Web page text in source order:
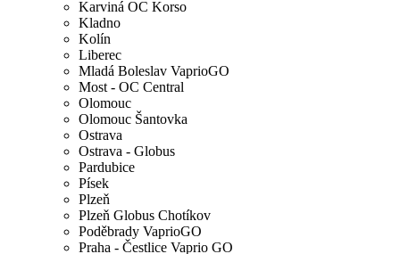
Karviná OC Korso
Kladno
Kolín
Liberec
Mladá Boleslav VaprioGO
Most - OC Central
Olomouc
Olomouc Šantovka
Ostrava
Ostrava - Globus
Pardubice
Písek
Plzeň
Plzeň Globus Chotíkov
Poděbrady VaprioGO
Praha - Čestlice Vaprio GO